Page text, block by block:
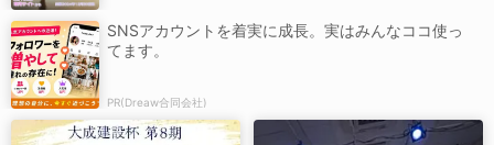
SNSアカウントを着実に成長。実はみんなココ使っ
てます。
PR(Dreaw合同会社)